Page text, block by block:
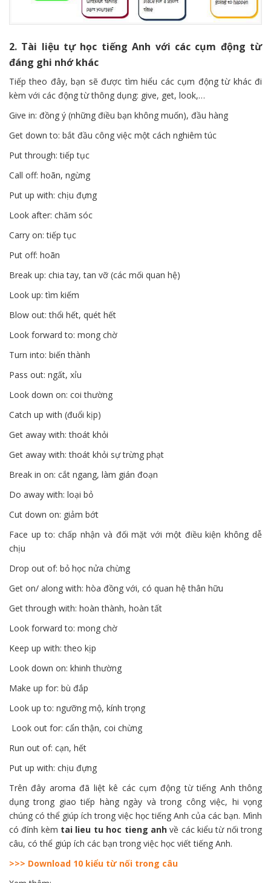
2. Tài liệu tự học tiếng Anh với các cụm động từ
đáng ghi nhớ khác
Tiếp theo đây, bạn sẽ được tìm hiểu các cụm động từ khác đi
kèm với các động từ thông dụng: give, get, look,…
Give in: đồng ý (những điều bạn không muốn), đầu hàng
Get down to: bắt đầu công việc một cách nghiêm túc
Put through: tiếp tục
Call off: hoãn, ngừng
Put up with: chịu đựng
Look after: chăm sóc
Carry on: tiếp tục
Put off: hoãn
Break up: chia tay, tan vỡ (các mối quan hệ)
Look up: tìm kiếm
Blow out: thổi hết, quét hết
Look forward to: mong chờ
Turn into: biến thành
Pass out: ngất, xỉu
Look down on: coi thường
Catch up with (đuổi kịp)
Get away with: thoát khỏi
Get away with: thoát khỏi sự trừng phạt
Break in on: cắt ngang, làm gián đoạn
Do away with: loại bỏ
Cut down on: giảm bớt
Face up to: chấp nhận và đối mặt với một điều kiện không dễ
chịu
Drop out of: bỏ học nửa chừng
Get on/ along with: hòa đồng với, có quan hệ thân hữu
Get through with: hoàn thành, hoàn tất
Look forward to: mong chờ
Keep up with: theo kịp
Look down on: khinh thường
Make up for: bù đắp
Look up to: ngưỡng mộ, kính trọng
Look out for: cẩn thận, coi chừng
Run out of: cạn, hết
Put up with: chịu đựng
Trên đây aroma đã liệt kê các cụm động từ tiếng Anh thông
dụng trong giao tiếp hàng ngày và trong công việc, hi vọng
chúng có thể giúp ích trong việc học tiếng Anh của các bạn. Mình
có đính kèm tai lieu tu hoc tieng anhvề các kiểu từ nối trong
câu, có thể giúp ích các bạn trong việc học viết tiếng Anh.
>>> Download 10 kiểu từ nối trong câu